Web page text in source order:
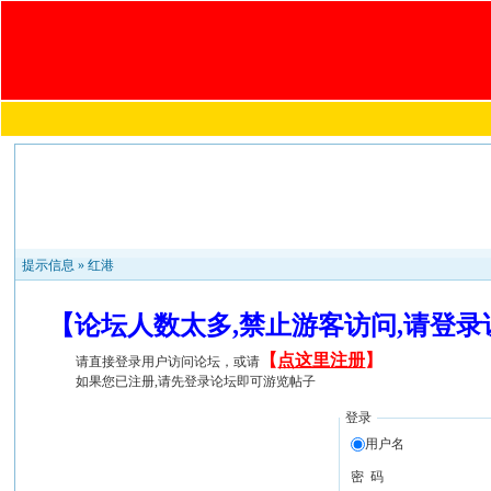
提示信息 »红港
【论坛人数太多,禁止游客访问,请登
请直接登录用户访问论坛，或请 【 点这里注册】
如果您已注册,请先登录论坛即可游览帖子
登录
用户名
密 码